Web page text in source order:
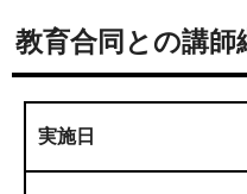
教育合同との講師
実施日